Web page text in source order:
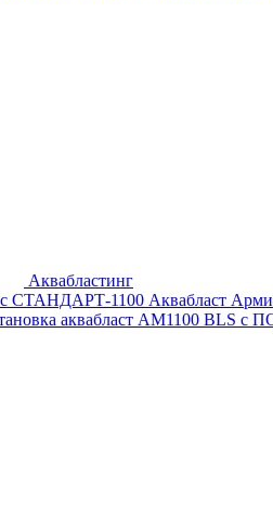
Аквабластинг
СТАНДАРТ-1100 Аквабласт
аквабласт AM1100 BLS с